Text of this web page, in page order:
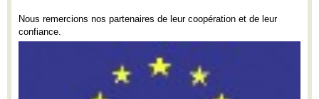
Nous remercions nos partenaires de leur coopération et de leur
confiance.